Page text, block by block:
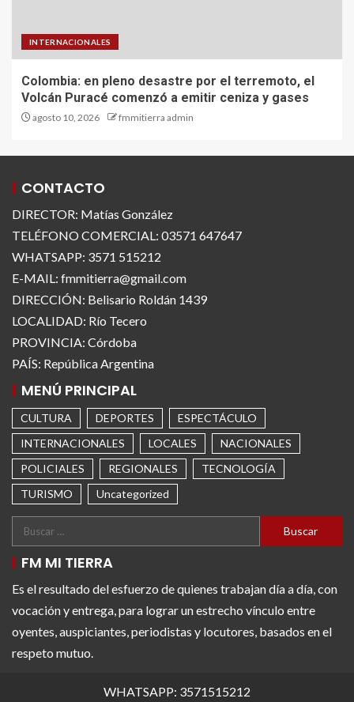
INTERNACIONALES
Colombia: en pleno desastre por el terremoto, el
Volcán Puracé comenzó a emitir ceniza y gases
agosto 10, 2026 fmmitierra admin
CONTACTO
DIRECTOR: Matías González
TELÉFONO COMERCIAL: 03571 647647
WHATSAPP: 3571 515212
E-MAIL: fmmitierra@gmail.com
DIRECCIÓN: Belisario Roldán 1439
LOCALIDAD: Río Tecero
PROVINCIA: Córdoba
PAÍS: República Argentina
MENÚ PRINCIPAL
CULTURA DEPORTES
ESPECTÁCULO
INTERNACIONALES
LOCALES
NACIONALES
POLICIALES
REGIONALES
TECNOLOGÍA
TURISMO
Uncategorized
FM MI TIERRA
Es el resultado del esfuerzo de quienes trabajan día a día, con
vocación y entrega, para lograr un estrecho vínculo entre
oyentes, auspiciantes, periodistas y locutores, basados en el
respeto mutuo.
WHATSAPP: 3571515212